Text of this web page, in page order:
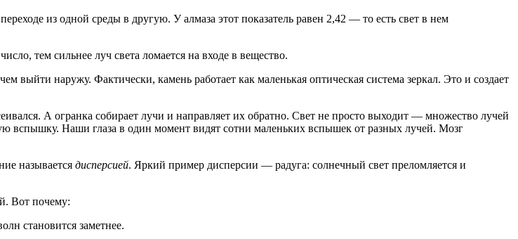
из одной среды в другую. У алмаза этот показатель равен 2,42 — то есть свет в нем
тем сильнее луч света ломается на входе в вещество.
выйти наружу. Фактически, камень работает как маленькая оптическая система зеркал. Это и создает
А огранка собирает лучи и направляет их обратно. Свет не просто выходит — множество лучей
вспышку. Наши глаза в один момент видят сотни маленьких вспышек от разных лучей. Мозг
называется дисперсией. Яркий пример дисперсии — радуга: солнечный свет преломляется и
Вот почему:
становится заметнее.